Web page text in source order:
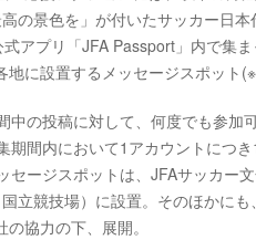
の景色を」が付いたサッカー日本
アプリ「JFA Passport」内で集ま
に設置するメッセージスポット
の投稿に対して、何度でも参加可
間内において1アカウントにつき1
ージスポットは、JFAサッカー
立競技場）に設置。そのほかに
の協力の下、展開。